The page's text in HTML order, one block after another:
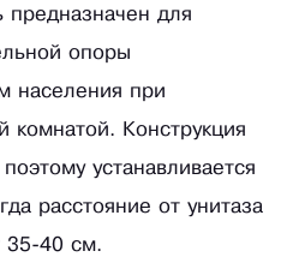
предназначен для
опоры
населения при
комнатой. Конструкция
устанавливается
расстояние от унитаза
35-40 см.